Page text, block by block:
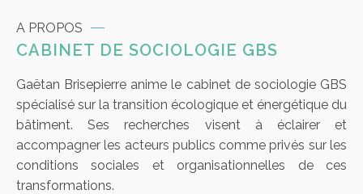
A PROPOS
CABINET DE SOCIOLOGIE GBS
Gaëtan Brisepierre anime le cabinet de sociologie GBS
spécialisé sur la transition écologique et énergétique du
bâtiment. Ses recherches visent à éclairer et
accompagner les acteurs publics comme privés sur les
conditions sociales et organisationnelles de ces
transformations.